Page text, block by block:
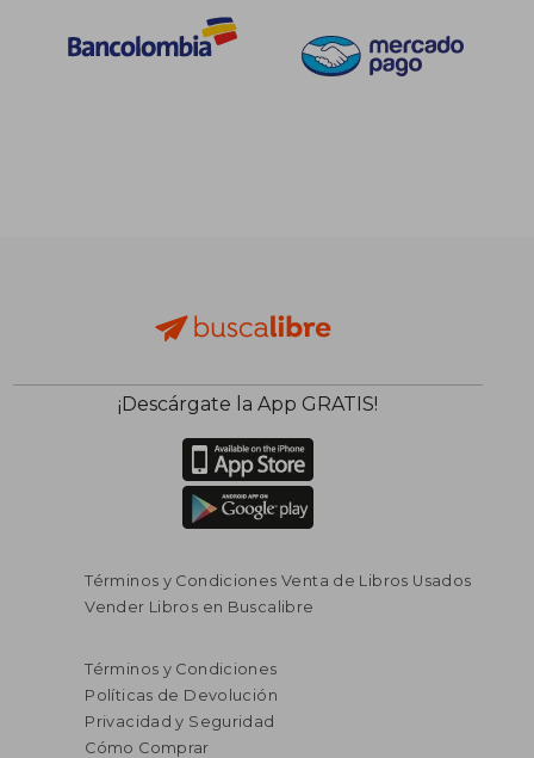
¡Descárgate la App GRATIS!
Términos y Condiciones Venta de Libros Usados
Vender Libros en Buscalibre
Términos y Condiciones
Políticas de Devolución
Privacidad y Seguridad
Cómo Comprar